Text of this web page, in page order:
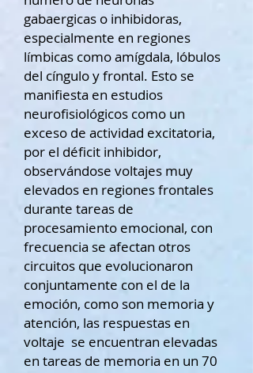
gabaergicas o inhibidoras,
especialmente en regiones
límbicas como amígdala, lóbulos
del cíngulo y frontal. Esto se
manifiesta en estudios
neurofisiológicos como un
exceso de actividad excitatoria,
por el déficit inhibidor,
observándose voltajes muy
elevados en regiones frontales
durante tareas de
procesamiento emocional, con
frecuencia se afectan otros
circuitos que evolucionaron
conjuntamente con el de la
emoción, como son memoria y
atención, las respuestas en
voltaje se encuentran elevadas
en tareas de memoria en un 70